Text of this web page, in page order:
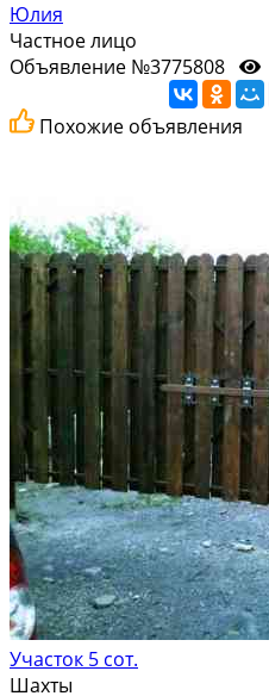
Юлия
Частное лицо
Объявление №3775808
Похожие объявления
Участок 5 сот.
Шахты